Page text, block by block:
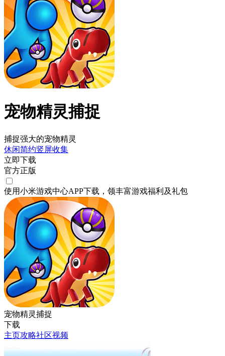
宠物精灵捕捉
捕捉强大的宠物精灵
休闲简约竖屏收集
立即下载
官方正版
使用小米游戏中心APP下载 ，领丰富游戏福利 及礼包
宠物精灵捕捉
下载
主页攻略社区视频